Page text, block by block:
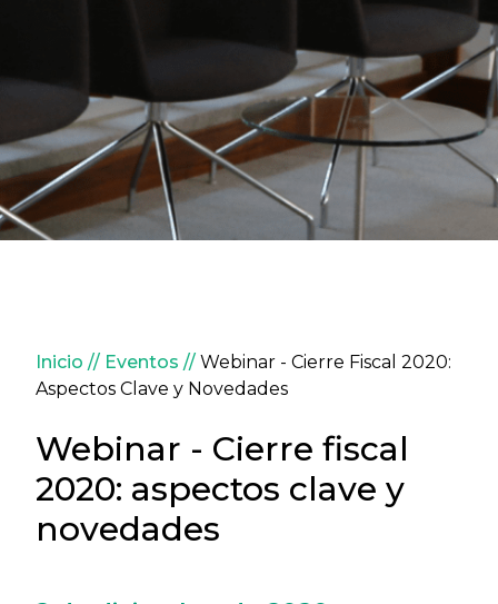
Sobrescribir enlaces de
Inicio Eventos
Webinar - Cierre Fiscal 2020:
Aspectos Clave y Novedades
Webinar - Cierre fiscal
2020: aspectos clave y
novedades